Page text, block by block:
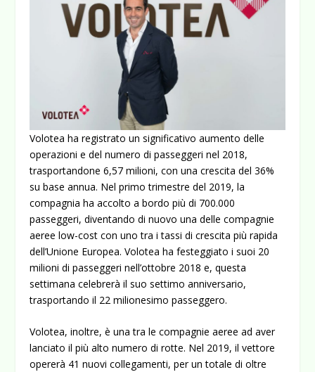
Volotea ha registrato un significativo aumento delle
operazioni e del numero di passeggeri nel 2018,
trasportandone 6,57 milioni, con una crescita del 36%
su base annua. Nel primo trimestre del 2019, la
compagnia ha accolto a bordo più di 700.000
passeggeri, diventando di nuovo una delle compagnie
aeree low-cost con uno tra i tassi di crescita più rapida
dell’Unione Europea. Volotea ha festeggiato i suoi 20
milioni di passeggeri nell’ottobre 2018 e, questa
settimana celebrerà il suo settimo anniversario,
trasportando il 22 milionesimo passeggero.
Volotea, inoltre, è una tra le compagnie aeree ad aver
lanciato il più alto numero di rotte. Nel 2019, il vettore
opererà 41 nuovi collegamenti, per un totale di oltre